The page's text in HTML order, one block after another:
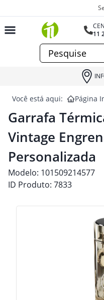
11
Você está aqui: Página
Garrafa
Vintage
Personalizada
Modelo: 101509214577
ID Produto: 7833